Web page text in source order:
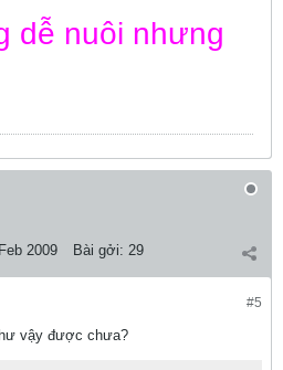
dễ nuôi nhưng
Feb 2009 Bài gởi: 29
#5
vậy được chưa?